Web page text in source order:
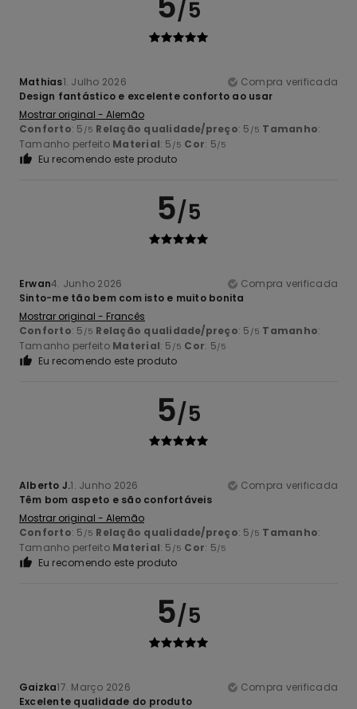
/5
Mathias1. Julho 2026
Compra verificada
Design fantástico e excelente conforto ao usar
Mostrar original - Alemão
Conforto: 5 /5 Relação qualidade/preço: 5 /5 Tamanho:
Tamanho perfeito Material: 5 /5 Cor: 5/5
Eu recomendo este produto
5/5
Erwan4. Junho 2026
Compra verificada
Sinto-me tão bem com isto e muito bonita
Mostrar original - Francês
Conforto: 5 /5 Relação qualidade/preço: 5 /5 Tamanho:
Tamanho perfeito Material: 5 /5 Cor: 5/5
Eu recomendo este produto
5/5
Alberto J.1. Junho 2026
Compra verificada
Têm bom aspeto e são confortáveis
Mostrar original - Alemão
Conforto: 5 /5 Relação qualidade/preço: 5 /5 Tamanho:
Tamanho perfeito Material: 5 /5 Cor: 5/5
Eu recomendo este produto
5/5
Gaizka17. Março 2026
Compra verificada
Excelente qualidade do produto